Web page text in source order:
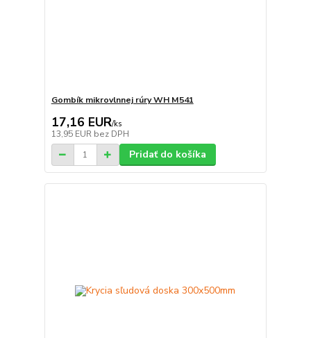
Gombík mikrovlnnej rúry WH M541
17,16 EUR/ks
13,95 EUR bez DPH
Pridať do košíka